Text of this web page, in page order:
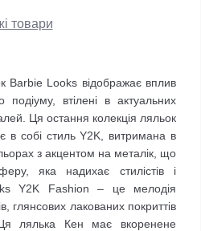
товари
Looks відображає вплив
втілені в актуальних
Ця остання колекція ляльок
в собі стиль Y2K, витримана в
з акцентом на металік, що
яка надихає стилістів і
Y2K Fashion – це мелодія
глянсових лакованих покриттів
лялька Кен має вкоренене